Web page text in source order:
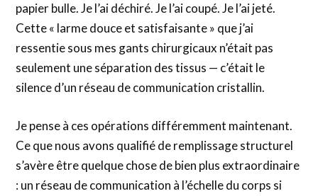
papier bulle. Je l’ai déchiré. Je l’ai coupé. Je l’ai jeté.
Cette « larme douce et satisfaisante » que j’ai
ressentie sous mes gants chirurgicaux n’était pas
seulement une séparation des tissus — c’était le
silence d’un réseau de communication cristallin.
Je pense à ces opérations différemment maintenant.
Ce que nous avons qualifié de remplissage structurel
s’avère être quelque chose de bien plus extraordinaire
: un réseau de communication à l’échelle du corps si